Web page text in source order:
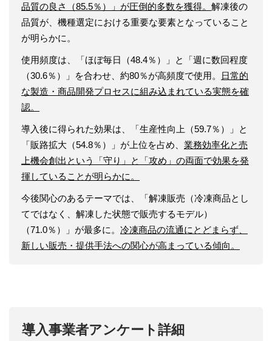
品質の良さ（85.5％）」が圧倒的多数を獲得。 解凍後の
品質が、機種選定における重要な要素となっていること
が明らかに。
使用頻度は、「ほぼ毎日（48.4％）」と「週に数回程度
（30.6％）」を合わせ、約80％が高頻度で使用。
日常的
な製造・商品開発プロセスに組み込まれている実態を確
認。
導入後に得られた効果は、「生産性向上（59.7％）」と
「販路拡大（54.8％）」が上位を占め、 業務効率化と売
上機会創出という「守り」と「攻め」の両面で効果を発
揮していることが明らかに。
今後関心のあるテーマでは、「解凍販売（冷凍商品とし
てではなく、解凍した状態で販売するモデル）
（71.0％）」が最多に。 冷凍商品の流通にとどまらず、
新しい販売・提供手法への関心が高まっている傾向。
導入事業者アンケート詳細